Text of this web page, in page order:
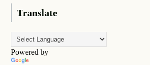
Translate
Powered by